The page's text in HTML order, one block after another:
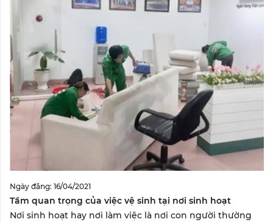
Ngày đăng: 16/04/2021
Tầm quan trọng của việc vệ sinh tại nơi sinh hoạt
Nơi sinh hoạt hay nơi làm việc là nơi con người thường